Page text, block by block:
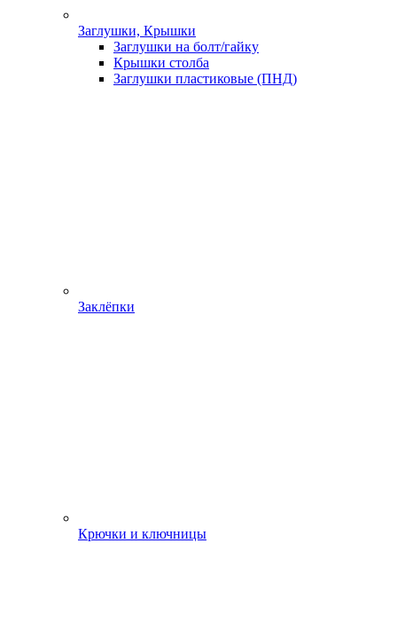
Заглушки, Крышки
Заглушки на болт/гайку
Крышки столба
Заглушки пластиковые (ПНД)
Заклёпки
Крючки и ключницы